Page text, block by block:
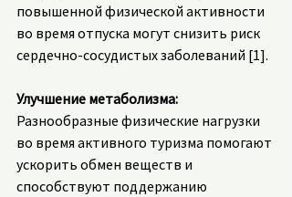
повышенной физической активности
во время отпуска могут снизить риск
сердечно-сосудистых заболеваний [1].
Улучшение метаболизма:
Разнообразные физические нагрузки
во время активного туризма помогают
ускорить обмен веществ и
способствуют поддержанию